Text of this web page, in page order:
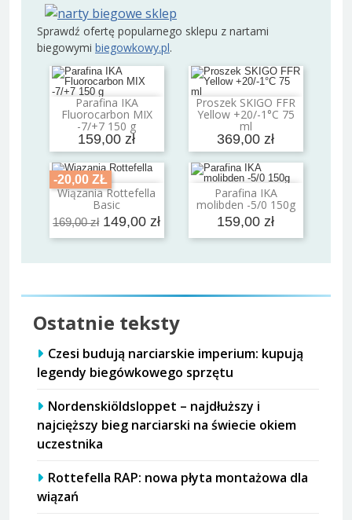
Sprawdź ofertę popularnego sklepu z nartami
biegowymi biegowkowy.pl.
Parafina IKA
Fluorocarbon MIX
-7/+7 150 g
159,00 zł
Dodaj do koszyka Proszek SKIGO FFR
Yellow +20/-1°C 75
ml
369,00 zł
Dodaj do koszyka
-20,00 ZŁ
Wiązania Rottefella
Basic
169,00 zł 149,00 zł
Dodaj do koszyka Parafina IKA
molibden -5/0 150g
159,00 zł
Dodaj do koszyka
Ostatnie teksty
Czesi budują narciarskie imperium: kupują
legendy biegówkowego sprzętu
Nordenskiöldsloppet – najdłuższy i
najcięższy bieg narciarski na świecie okiem
uczestnika
Rottefella RAP: nowa płyta montażowa dla
wiązań